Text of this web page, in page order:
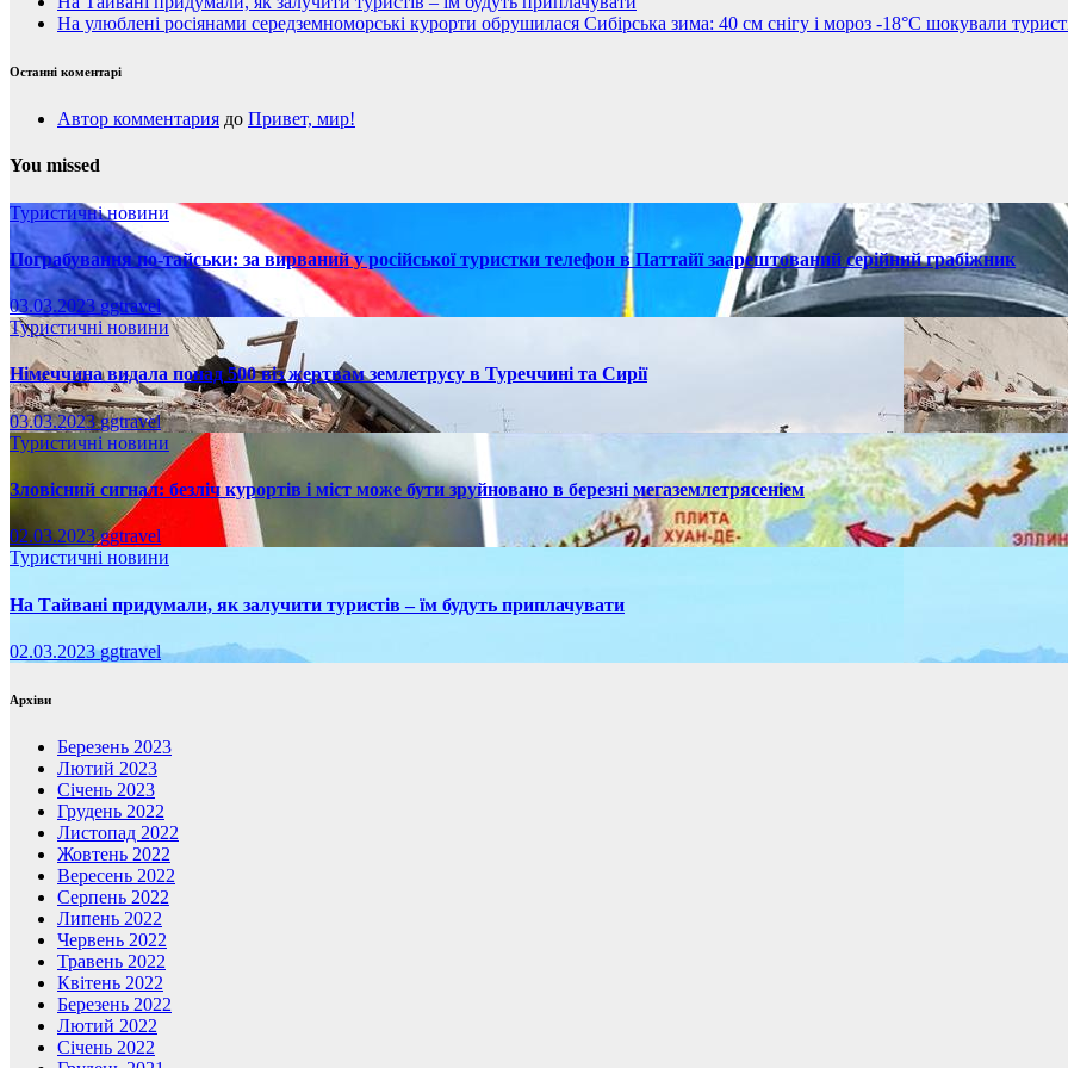
На улюблені росіянами середземноморські курорти обрушилася Сибірська зима: 40 см снігу і мороз -18°C шокували
Останні коментарі
Автор комментария до Привет, мир!
You missed
Туристичні новини
Пограбування по-тайськи: за вирваний у російської туристки телефон в Паттайї заарештований серійний грабіжник
03.03.2023ggtravel
Туристичні новини
Німеччина видала понад 500 віз жертвам землетрусу в Туреччині та Сирії
03.03.2023ggtravel
Туристичні новини
Зловісний сигнал: безліч курортів і міст може бути зруйновано в березні мегаземлетрясеніем
02.03.2023ggtravel
Туристичні новини
На Тайвані придумали, як залучити туристів – їм будуть приплачувати
02.03.2023ggtravel
Архіви
Березень 2023
Лютий 2023
Січень 2023
Грудень 2022
Листопад 2022
Жовтень 2022
Вересень 2022
Серпень 2022
Липень 2022
Червень 2022
Травень 2022
Квітень 2022
Березень 2022
Лютий 2022
Січень 2022